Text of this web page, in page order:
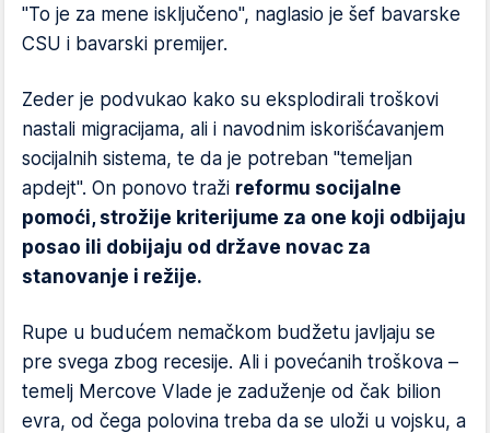
"To je za mene isključeno", naglasio je šef bavarske
CSU i bavarski premijer.
Zeder je podvukao kako su eksplodirali troškovi
nastali migracijama, ali i navodnim iskorišćavanjem
socijalnih sistema, te da je potreban "temeljan
apdejt". On ponovo traži reformu socijalne
pomoći, strožije kriterijume za one koji odbijaju
posao ili dobijaju od države novac za
stanovanje i režije.
Rupe u budućem nemačkom budžetu javljaju se
pre svega zbog recesije. Ali i povećanih troškova –
temelj Mercove Vlade je zaduženje od čak bilion
evra, od čega polovina treba da se uloži u vojsku, a